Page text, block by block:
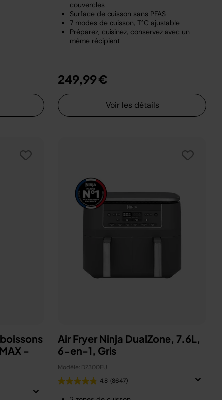
couvercles
Surface de cuisson sans PFAS
7 modes de cuisson, T°C ajustable
Préparez, cuisinez, conservez avec un
même récipient
249,99 €
Voir les détails
-
Air Fryer Ninja DualZone, 7.6L,
6-en-1, Gris
Modèle: DZ300EU
4.8 (8647)